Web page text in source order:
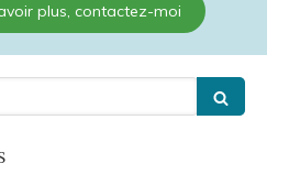
plus, contactez-moi